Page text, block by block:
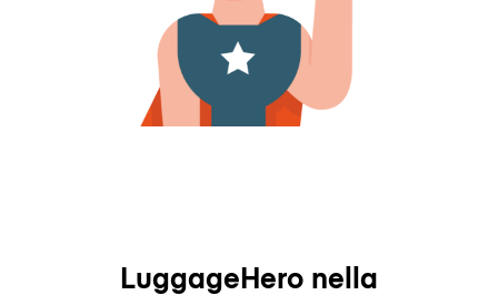
LuggageHero nella